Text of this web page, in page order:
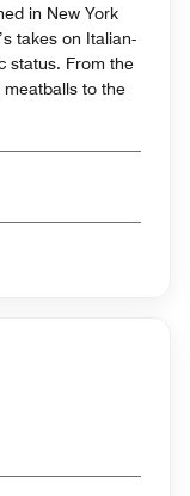
in New York
takes on Italian-
status. From the
to the